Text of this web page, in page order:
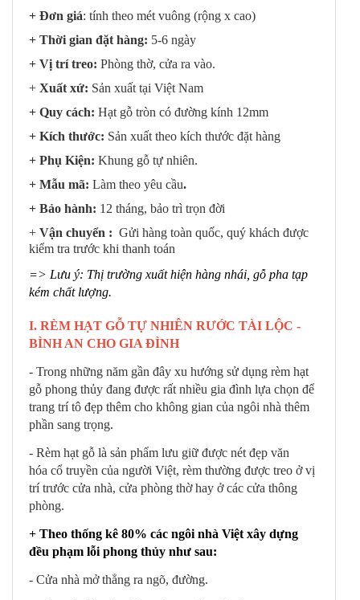
+ Đơn giá: tính theo mét vuông (rộng x cao)
+ Thời gian đặt hàng: 5-6 ngày
+ Vị trí treo: Phòng thờ, cửa ra vào.
+ Xuất xứ: Sản xuất tại Việt Nam
+ Quy cách: Hạt gỗ tròn có đường kính 12mm
+ Kích thước: Sản xuất theo kích thước đặt hàng
+ Phụ Kiện: Khung gỗ tự nhiên.
+ Mẫu mã: Làm theo yêu cầu.
+ Bảo hành: 12 tháng, bảo trì trọn đời
+ Vận chuyển : Gửi hàng toàn quốc, quý khách được
kiểm tra trước khi thanh toán
=> Lưu ý: Thị trường xuất hiện hàng nhái, gỗ pha tạp
kém chất lượng.
I. RÈM HẠT GỖ TỰ NHIÊN RƯỚC TÀI LỘC -
BÌNH AN CHO GIA ĐÌNH
- Trong những năm gần đây xu hướng sử dụng rèm hạt
gỗ phong thủy đang được rất nhiều gia đình lựa chọn để
trang trí tô đẹp thêm cho không gian của ngôi nhà thêm
phần sang trọng.
- Rèm hạt gỗ là sản phẩm lưu giữ được nét đẹp văn
hóa cổ truyền của người Việt, rèm thường được treo ở vị
trí trước cửa nhà, cửa phòng thờ hay ở các cửa thông
phòng.
+ Theo thống kê 80% các ngôi nhà Việt xây dựng
đều phạm lỗi phong thủy như sau:
- Cửa nhà mở thẳng ra ngõ, đường.